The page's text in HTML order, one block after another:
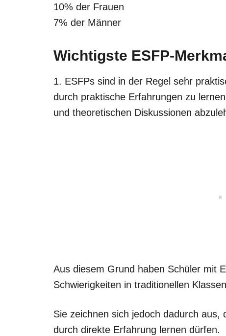
10% der Frauen
7% der Männer
Wichtigste ESFP-
1. ESFPs sind in der Regel sehr
durch praktische Erfahrungen zu
und theoretischen Diskussionen
Aus diesem Grund haben Schüler mit
Schwierigkeiten in traditionellen
Sie zeichnen sich jedoch dadurch
durch direkte Erfahrung lernen dürfen.